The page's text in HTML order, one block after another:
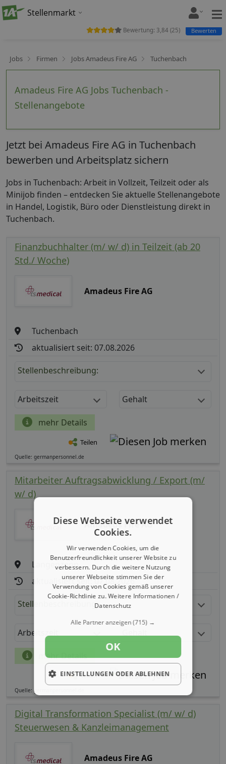
Stellenmarkt
Jobs Firmen Jobs Amadeus Fire AG Tuchenbach
Amadeus Fire AG Jobs Tuchenbach -
Stellenangebote
Bewertung: 3,84 (25) Bewerten
Jetzt bei Amadeus Fire AG in Tuchenbach
bewerben und Arbeitsplatz sichern
Jobs in Tuchenbach: Arbeit in Vollzeit, Teilzeit oder als
Minijob finden – entdecken Sie aktuelle Stellenangebote
in Handel, Logistik, Büro oder Dienstleistung direkt in
Tuchenbach.
Finanzbuchhalter (m/ w/ d) in Teilzeit (ab 20
Std./ Woche)
Amadeus Fire AG
Tuchenbach
aktualisiert seit: 07.08.2026
Stellenbeschreibung:
Arbeitszeit Gehalt
mehr Details
Teilen
Quelle: germanpersonnel.de
Mitarbeiter Auftragsabwicklung / Export (m/
w/ d)
Amadeus Fire AG
Langenzenn
aktualisiert seit: 07.08.2026
Stellenbeschreibung:
Arbeitszeit
mehr Details
Teilen
Quelle: germanpersonnel.de
Digital Transformation Specialist (m/ w/ d)
Steuerwesen & Kanzleimanagement
Amadeus Fire AG
Diese Webseite verwendet
Cookies.
Wir verwenden Cookies, um die
Benutzerfreundlichkeit unserer Website zu
verbessern. Durch die weitere Nutzung
unserer Webseite stimmen Sie der
Verwendung von Cookies gemäß unserer
Cookie-Richtlinie zu.Weitere Informationen /
Datenschutz
Alle Partner anzeigen(715) →
OK
EINSTELLUNGEN ODER ABLEHNEN